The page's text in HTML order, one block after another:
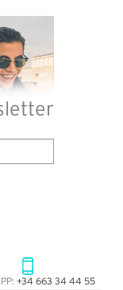
+34 663 34 44 55